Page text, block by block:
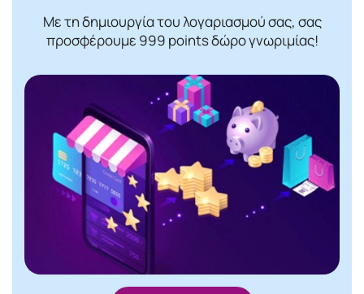
Με τη δημιουργία του λογαριασμού σας, σας
προσφέρουμε 999 points δώρο γνωριμίας!